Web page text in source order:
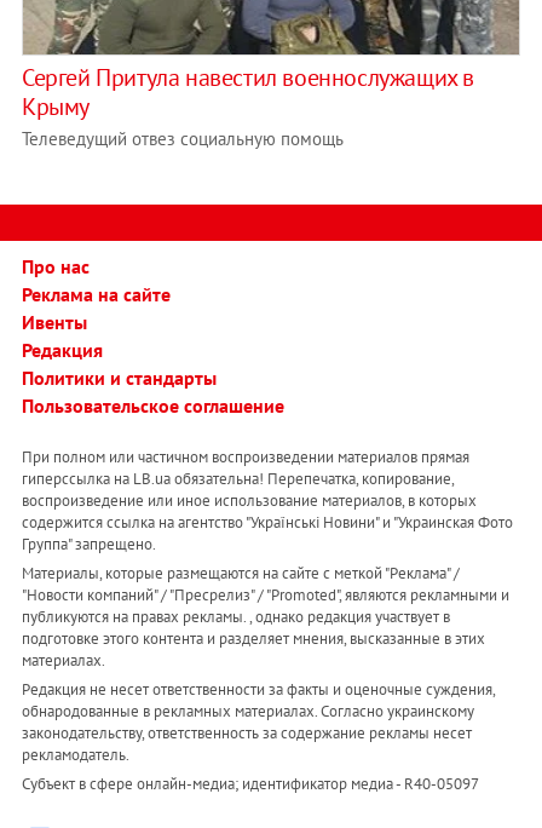
Сергей Притула навестил военнослужащих в
Крыму
Телеведущий отвез социальную помощь
Про нас
Реклама на сайте
Ивенты
Редакция
Политики и стандарты
Пользовательское соглашение
При полном или частичном воспроизведении материалов прямая
гиперссылка на LB.ua обязательна! Перепечатка, копирование,
воспроизведение или иное использование материалов, в которых
содержится ссылка на агентство "Українськi Новини" и "Украинская Фото
Группа" запрещено.
Материалы, которые размещаются на сайте с меткой "Реклама" /
"Новости компаний" / "Пресрелиз" / "Promoted", являются рекламными и
публикуются на правах рекламы. , однако редакция участвует в
подготовке этого контента и разделяет мнения, высказанные в этих
материалах.
Редакция не несет ответственности за факты и оценочные суждения,
обнародованные в рекламных материалах. Согласно украинскому
законодательству, ответственность за содержание рекламы несет
рекламодатель.
Субъект в сфере онлайн-медиа; идентификатор медиа - R40-05097